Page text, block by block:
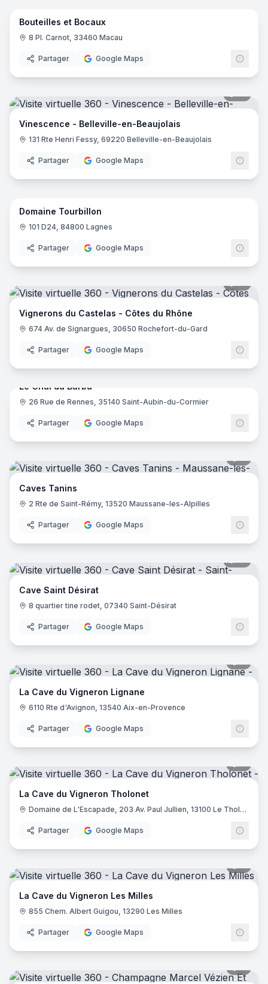
Bouteilles et Bocaux
8 Pl. Carnot, 33460 Macau
Partager Google Maps
Vinescence - Belleville-en-Beaujolais
131 Rte Henri Fessy, 69220 Belleville-en-Beaujolais
Partager Google Maps
15
Domaine Tourbillon
101 D24, 84800 Lagnes
Partager Google Maps
Vignerons du Castelas - Côtes du Rhône
674 Av. de Signargues, 30650 Rochefort-du-Gard
Partager Google Maps
16
Le Chai du Barbu
26 Rue de Rennes, 35140 Saint-Aubin-du-Cormier
Partager Google Maps
Caves Tanins
2 Rte de Saint-Rémy, 13520 Maussane-les-Alpilles
Partager Google Maps
Cave Saint Désirat
8 quartier tine rodet, 07340 Saint-Désirat
Partager Google Maps
La Cave du Vigneron Lignane
6110 Rte d'Avignon, 13540 Aix-en-Provence
Partager Google Maps
La Cave du Vigneron Tholonet
Domaine de L'Escapade, 203 Av. Paul Jullien, 13100 Le Tholonet
Partager Google Maps
La Cave du Vigneron Les Milles
855 Chem. Albert Guigou, 13290 Les Milles
Partager Google Maps